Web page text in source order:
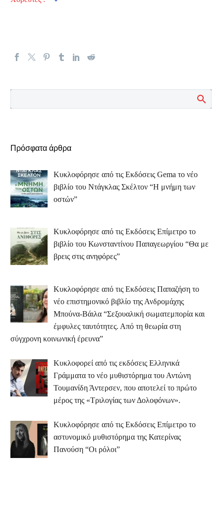
Πρόσφατα άρθρα
Κυκλοφόρησε από τις Εκδόσεις Gema το νέο
βιβλίο του Ντάγκλας Σκέλτον “Η μνήμη των
οστών”
Κυκλοφόρησε από τις Εκδόσεις Επίμετρο το
βιβλίο του Κωνσταντίνου Παπαγεωργίου “Θα με
βρεις στις ανηφόρες”
Κυκλοφόρησε από τις Εκδόσεις Παπαζήση το
νέο επιστημονικό βιβλίο της Ανδρομάχης
Μπούνα-Βάιλα “Σεξουαλική σωματεμπορία και
έμφυλες ταυτότητες. Από τη θεωρία στη
σύγχρονη κοινωνική έρευνα”
Κυκλοφορεί από τις εκδόσεις Ελληνικά
Γράμματα το νέο μυθιστόρημα του Αντώνη
Τουμανίδη Άντερσεν, που αποτελεί το πρώτο
μέρος της «Τριλογίας των Δολοφόνων».
Κυκλοφόρησε από τις Εκδόσεις Επίμετρο το
αστυνομικό μυθιστόρημα της Κατερίνας
Πανούση “Οι ρόλοι”